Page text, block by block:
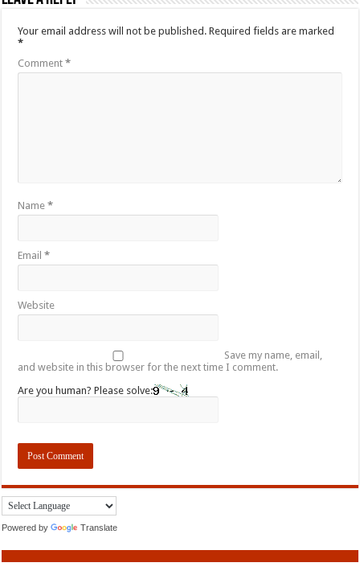
Your email address will not be published. Required fields are marked
*
Comment*
Name*
Email*
Website
Save my name, email,
and website in this browser for the next time I comment.
Are you human? Please solve:
Powered by Translate